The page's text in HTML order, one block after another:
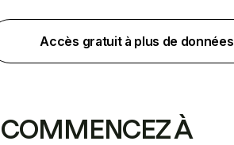
Accès gratuit à plus de données
COMMENCEZ À